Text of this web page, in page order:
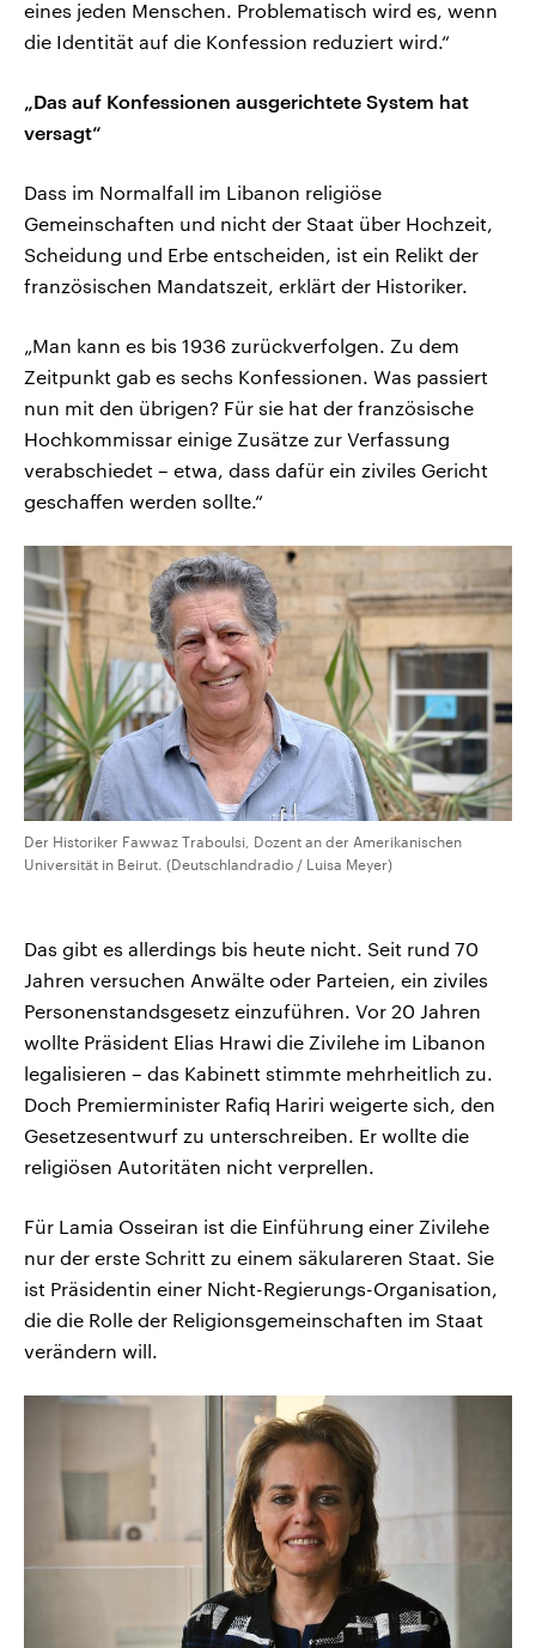
eines jeden Menschen. Problematisch wird es, wenn
die Identität auf die Konfession reduziert wird.“
„Das auf Konfessionen ausgerichtete System hat
versagt“
Dass im Normalfall im Libanon religiöse
Gemeinschaften und nicht der Staat über Hochzeit,
Scheidung und Erbe entscheiden, ist ein Relikt der
französischen Mandatszeit, erklärt der Historiker.
„Man kann es bis 1936 zurückverfolgen. Zu dem
Zeitpunkt gab es sechs Konfessionen. Was passiert
nun mit den übrigen? Für sie hat der französische
Hochkommissar einige Zusätze zur Verfassung
verabschiedet – etwa, dass dafür ein ziviles Gericht
geschaffen werden sollte.“
Der Historiker Fawwaz Traboulsi, Dozent an der Amerikanischen
Universität in Beirut. (Deutschlandradio / Luisa Meyer)
Das gibt es allerdings bis heute nicht. Seit rund 70
Jahren versuchen Anwälte oder Parteien, ein ziviles
Personenstandsgesetz einzuführen. Vor 20 Jahren
wollte Präsident Elias Hrawi die Zivilehe im Libanon
legalisieren – das Kabinett stimmte mehrheitlich zu.
Doch Premierminister Rafiq Hariri weigerte sich, den
Gesetzesentwurf zu unterschreiben. Er wollte die
religiösen Autoritäten nicht verprellen.
Für Lamia Osseiran ist die Einführung einer Zivilehe
nur der erste Schritt zu einem säkulareren Staat. Sie
ist Präsidentin einer Nicht-Regierungs-Organisation,
die die Rolle der Religionsgemeinschaften im Staat
verändern will.